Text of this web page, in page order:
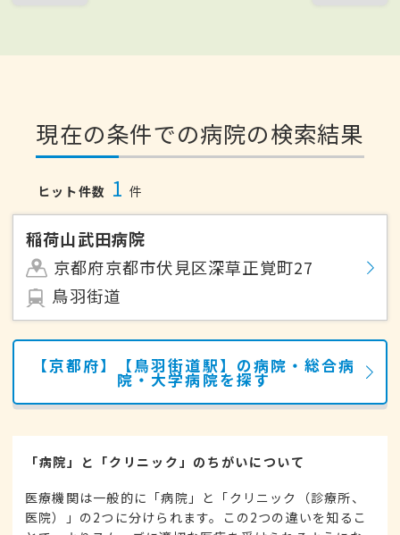
現在の条件での病院の検索結果
ヒット件数 1 件
稲荷山武田病院
京都府京都市伏見区深草正覚町27
鳥羽街道
【京都府】【鳥羽街道駅】の病院・総合病
院・大学病院を探す
「病院」と「クリニック」のちがいについて
医療機関は一般的に「病院」と「クリニック（診療所、
医院）」の2つに分けられます。この2つの違いを知るこ